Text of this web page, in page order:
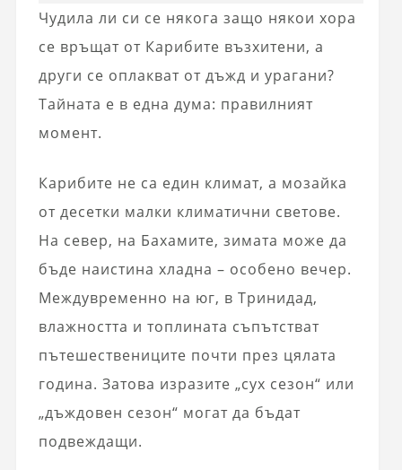
Чудила ли си се някога защо някои хора
се връщат от Карибите възхитени, а
други се оплакват от дъжд и урагани?
Тайната е в една дума: правилният
момент.
Карибите не са един климат, а мозайка
от десетки малки климатични светове.
На север, на Бахамите, зимата може да
бъде наистина хладна – особено вечер.
Междувременно на юг, в Тринидад,
влажността и топлината съпътстват
пътешествениците почти през цялата
година. Затова изразите „сух сезон“ или
„дъждовен сезон“ могат да бъдат
подвеждащи.